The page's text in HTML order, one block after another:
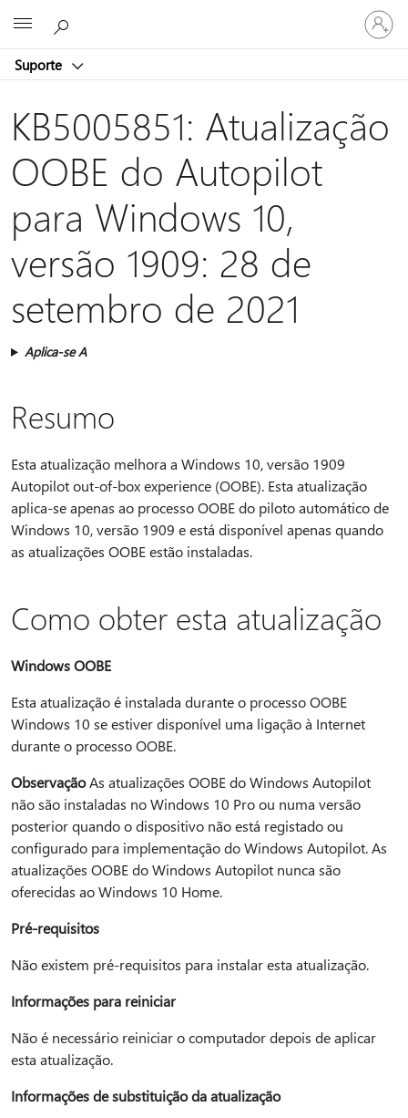
Suporte
Iniciar
sessão
na
KB5005851: Atualização
OOBE do Autopilot
para Windows 10,
versão 1909: 28 de
setembro de 2021
Aplica-se A
Resumo
Esta atualização melhora a Windows 10, versão 1909
Autopilot out-of-box experience (OOBE). Esta atualização
aplica-se apenas ao processo OOBE do piloto automático de
Windows 10, versão 1909 e está disponível apenas quando
as atualizações OOBE estão instaladas.
Como obter esta atualização
Windows OOBE
Esta atualização é instalada durante o processo OOBE
Windows 10 se estiver disponível uma ligação à Internet
durante o processo OOBE.
ObservaçãoAs atualizações OOBE do Windows Autopilot
não são instaladas no Windows 10 Pro ou numa versão
posterior quando o dispositivo não está registado ou
configurado para implementação do Windows Autopilot. As
atualizações OOBE do Windows Autopilot nunca são
oferecidas ao Windows 10 Home.
Pré-requisitos
Não existem pré-requisitos para instalar esta atualização.
Informações para reiniciar
Não é necessário reiniciar o computador depois de aplicar
esta atualização.
Informações de substituição da atualização